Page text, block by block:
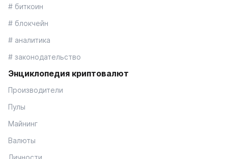
# биткоин
# блокчейн
# аналитика
# законодательство
Энциклопедия криптовалют
Производители
Пулы
Майнинг
Валюты
Личности